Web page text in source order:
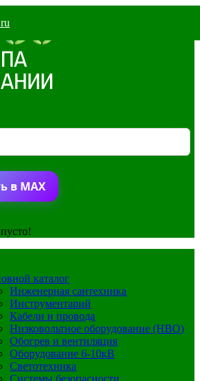
в MAX
каталог
Инженерная сантехника
Инструментарий
Кабели и провода
Низковольтное оборудование (НВО)
Обогрев и вентиляция
Оборудование 6-10кВ
Светотехника
Системы безопасности